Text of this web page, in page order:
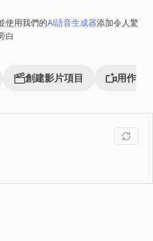
使用我們的AI語音生成器添加令人驚
白
創建影片項目 用作參